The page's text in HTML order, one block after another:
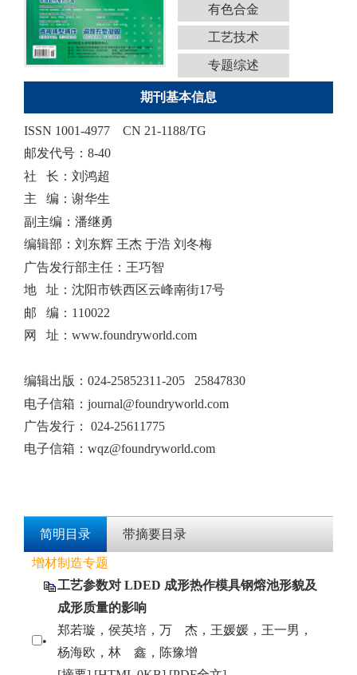
有色合金
工艺技术
专题综述
期刊基本信息
ISSN 1001-4977 CN 21-1188/TG
邮发代号：8-40
社 长：刘鸿超
主 编：谢华生
副主编：潘继勇
编辑部：刘东辉 王杰 于浩 刘冬梅
广告发行部主任：王巧智
地 址：沈阳市铁西区云峰南街17号
邮 编：110022
网 址：www.foundryworld.com
编辑出版 ： 024-25852311-205 25847830
电子信箱： journal@foundryworld.com
广告发行：
024-25611775
电子信箱： wqz@foundryworld.com
简明目录 带摘要目录
增材制造专题
工艺参数对 LDED 成形热作模具钢熔池形貌及
成形质量的影响
•
郑若璇，侯英培，万 杰，王媛媛，王一男，
杨海欧，林 鑫，陈豫增